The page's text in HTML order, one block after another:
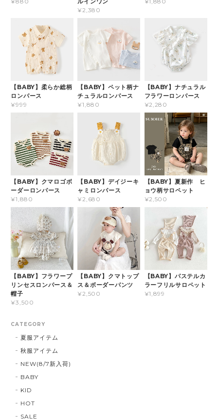
¥2,380
【BABY】柔らか総柄
ロンパース
¥999
【BABY】ペット柄ナ
チュラルロンパース
¥1,880
【BABY】ナチュラル
フラワーロンパース
¥2,280
【BABY】クマロゴボ
ーダーロンパース
¥1,880
【BABY】デイジーキ
ャミロンパース
¥2,680
【BABY】夏新作 ヒ
ョウ柄サロペット
¥2,500
【BABY】フラワープ
リンセスロンパース＆
帽子
¥3,500
【BABY】クマトップ
ス＆ボーダーパンツ
¥2,500
【BABY】パステルカ
ラーフリルサロペット
¥1,899
CATEGORY
夏服アイテム
秋服アイテム
NEW(8/7新入荷)
BABY
KID
HOT
SALE